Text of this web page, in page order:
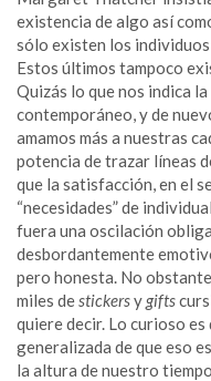
existencia de algo así
sólo existen los
Estos últimos tampoco
Quizás lo que nos indica
contemporáneo, y de
amamos más a nuestras
potencia de trazar líneas
que la satisfacción, en el
“necesidades” de
fuera una oscilación
desbordantemente
pero honesta. No
miles destickersygifts
quiere decir. Lo curioso es
generalizada de que eso
la altura de nuestro